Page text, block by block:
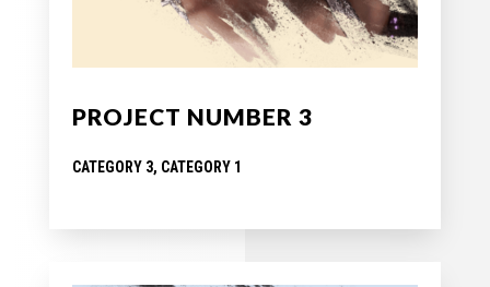
PROJECT NUMBER 3
CATEGORY 3, CATEGORY 1